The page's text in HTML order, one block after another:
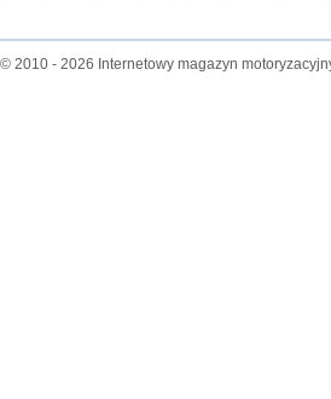
© 2010 - 2026 Internetowy magazyn